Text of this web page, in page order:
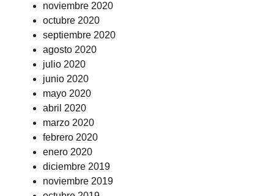
noviembre 2020
octubre 2020
septiembre 2020
agosto 2020
julio 2020
junio 2020
mayo 2020
abril 2020
marzo 2020
febrero 2020
enero 2020
diciembre 2019
noviembre 2019